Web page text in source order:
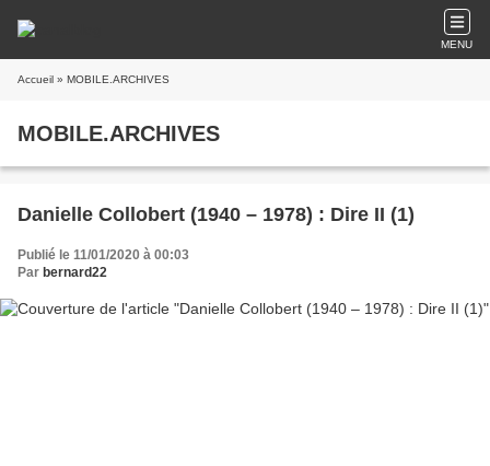
MENU
Accueil » MOBILE.ARCHIVES
MOBILE.ARCHIVES
Danielle Collobert (1940 – 1978) : Dire II (1)
Publié le 11/01/2020 à 00:03
Par bernard22